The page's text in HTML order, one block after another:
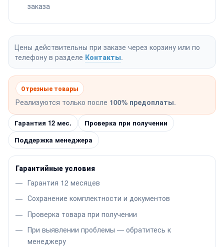
заказа
Цены действительны при заказе через корзину или по
телефону в разделе Контакты.
Отрезные товары
Реализуются только после 100% предоплаты.
Гарантия 12 мес.
Проверка при получении
Поддержка менеджера
Гарантийные условия
Гарантия 12 месяцев
Сохранение комплектности и документов
Проверка товара при получении
При выявлении проблемы — обратитесь к
менеджеру